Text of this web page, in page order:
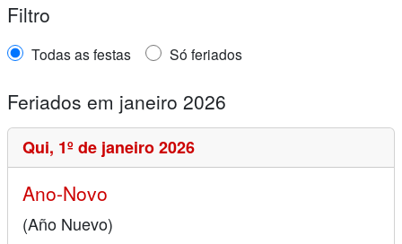
Filtro
Todas as festas Só feriados
Feriados em janeiro 2026
Qui, 1º de janeiro 2026
Ano-Novo
(Año Nuevo)